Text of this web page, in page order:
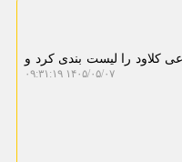
کلاود را لیست بندی کرد و
۱۴۰۵/۰۵/۰۷ ۰۹:۳۱:۱۹